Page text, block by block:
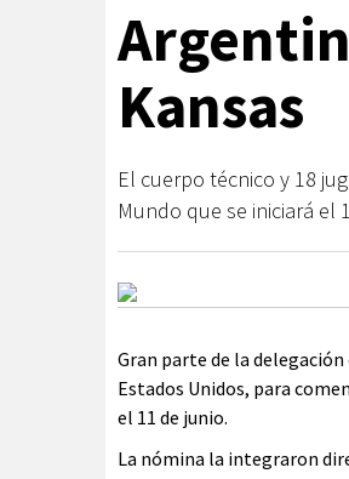
Kansas
El cuerpo técnico y 18
Mundo que se iniciará el
Gran parte de la
Estados Unidos, para
el 11 de junio.
La nómina la integraron